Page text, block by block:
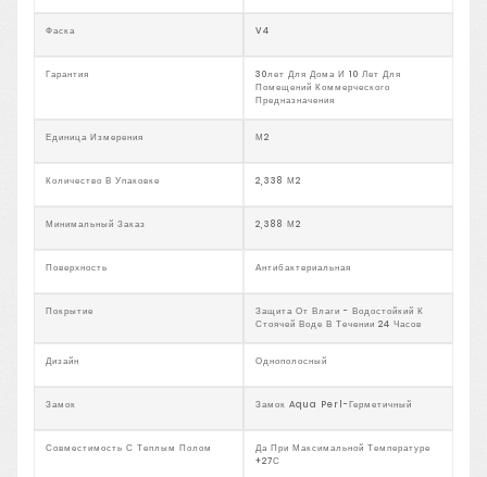
Фаска V4
Гарантия
30лет Для Дома И 10 Лет Для
Помещений Коммерческого
Предназначения
Единица Измерения М2
Количество В Упаковке 2,338 М2
Минимальный Заказ 2,388 М2
Поверхность Антибактериальная
Покрытие
Защита От Влаги - Водостойкий К
Стоячей Воде В Течении 24 Часов
Дизайн Однополосный
Замок Замок Aqua Perl-Герметичный
Совместимость С Теплым Полом
Да При Максимальной Температуре
+27С